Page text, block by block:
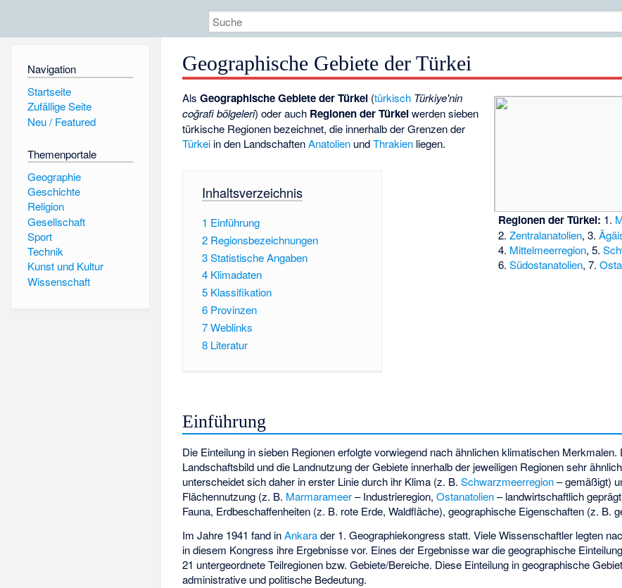
Navigation
Startseite
Zufällige Seite
Neu / Featured
Themenportale
Geographie
Geschichte
Religion
Gesellschaft
Sport
Technik
Kunst und Kultur
Wissenschaft
Geographische Gebiete der Türkei
Regionen der Türkei: 1.
2.Zentralanatolien, 3.
4. Mittelmeerregion, 5.
6.Südostanatolien, 7.
AlsGeographische Gebiete der Türkei (türkisch Türkiye'nin
coğrafi bölgeleri) oder auch Regionen der Türkeiwerden sieben
türkische Regionen bezeichnet, die innerhalb der Grenzen der
Türkei in den LandschaftenAnatolien undThrakien liegen.
Inhaltsverzeichnis
1 Einführung
2 Regionsbezeichnungen
3Statistische Angaben
4 Klimadaten
5 Klassifikation
6 Provinzen
7Weblinks
8 Literatur
Einführung
Die Einteilung in sieben Regionen erfolgte vorwiegend nach ähnlichen klimatischen Merkmalen.
Landschaftsbild und die Landnutzung der Gebiete innerhalb der jeweiligen Regionen sehr
unterscheidet sich daher in erster Linie durch ihr Klima (z. B.Schwarzmeerregion– gemäßigt)
Flächennutzung (z. B. Marmarameer– Industrieregion,Ostanatolien– landwirtschaftlich
Fauna, Erdbeschaffenheiten (z. B. rote Erde, Waldfläche), geographische Eigenschaften (z. B.
Im Jahre 1941 fand inAnkarader 1. Geographiekongress statt. Viele Wissenschaftler legten
in diesem Kongress ihre Ergebnisse vor. Eines der Ergebnisse war die geographische
21 untergeordnete Teilregionen bzw. Gebiete/Bereiche. Diese Einteilung in geographische
administrative und politische Bedeutung.